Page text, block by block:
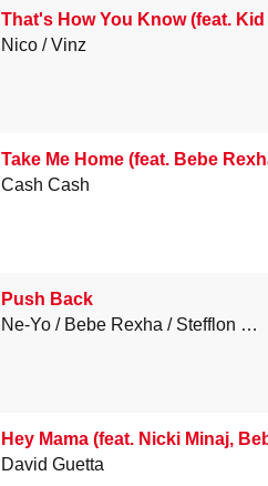
That's How You Know (feat.
Nico
Vinz
Take Me Home (feat. Bebe
Cash Cash
Push Back
Ne-Yo
Bebe Rexha Stefflon Don
Hey Mama (feat. Nicki Minaj,
David Guetta